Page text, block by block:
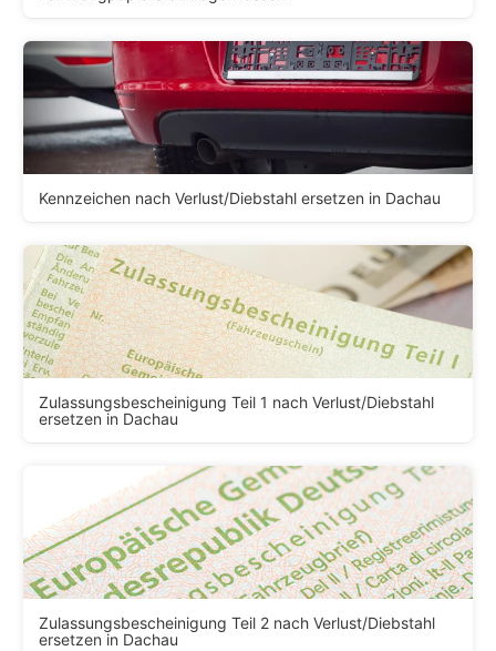
Kennzeichen nach Verlust/Diebstahl ersetzen in Dachau
Zulassungsbescheinigung Teil 1 nach Verlust/Diebstahl
ersetzen in Dachau
Zulassungsbescheinigung Teil 2 nach Verlust/Diebstahl
ersetzen in Dachau